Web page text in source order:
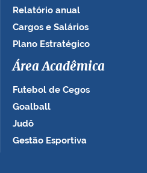
Relatório anual
Cargos e Salários
Plano Estratégico
Área Acadêmica
Futebol de Cegos
Goalball
Judô
Gestão Esportiva